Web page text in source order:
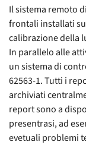
Il sistema remoto
frontali installati
calibrazione della
In parallelo alle
un sistema di
62563-1. Tutti i
archiviati
report sono a
presentrasi, ad
evetuali problemi